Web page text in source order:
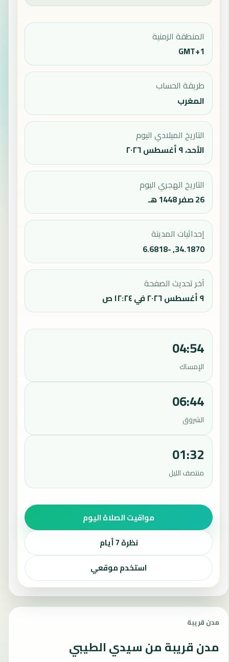
المنطقة الزمنية
GMT+1
طريقة الحساب
المغرب
التاريخ الميلادي اليوم
الأحد، ٩ أغسطس ٢٠٢٦
التاريخ الهجري اليوم
26 صفر 1448 هـ
إحداثيات المدينة
34.1870, -6.6818
آخر تحديث الصفحة
٩ أغسطس ٢٠٢٦ في ١٢:٢٤ ص
04:54
الإمساك
06:44
الشروق
01:32
منتصف الليل
مواقيت الصلاة اليوم
نظرة 7 أيام
استخدم موقعي
مدن قريبة
مدن قريبة من سيدي الطيبي